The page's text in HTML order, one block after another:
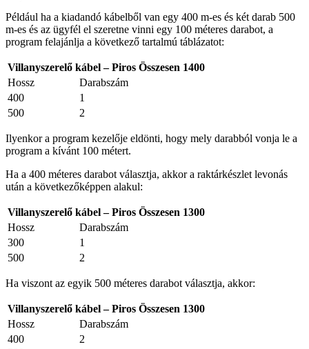
Például ha a kiadandó kábelből van egy 400 m-es és két darab 500
m-es és az ügyfél el szeretne vinni egy 100 méteres darabot, a
program felajánlja a következő tartalmú táblázatot:
Villanyszerelő kábel – Piros Összesen 1400
Hossz
Darabszám
400
1
500
2
Ilyenkor a program kezelője eldönti, hogy mely darabból vonja le a
program a kívánt 100 métert.
Ha a 400 méteres darabot választja, akkor a raktárkészlet levonás
után a következőképpen alakul:
Villanyszerelő kábel – Piros Összesen 1300
Hossz
Darabszám
300
1
500
2
Ha viszont az egyik 500 méteres darabot választja, akkor:
Villanyszerelő kábel – Piros Összesen 1300
Hossz
Darabszám
400
2